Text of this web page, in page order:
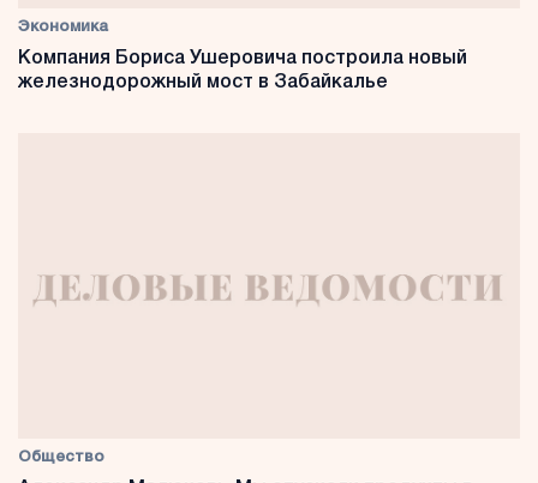
Экономика
Компания Бориса Ушеровича построила новый
железнодорожный мост в Забайкалье
Общество